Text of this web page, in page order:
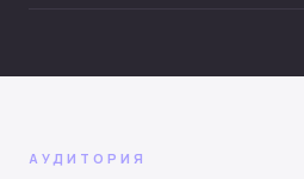
АУДИТОРИЯ